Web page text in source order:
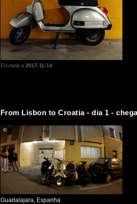
Enviada a 2017-11-14
From Lisbon to Croatia - dia 1 -
Guadalajara, Espanha